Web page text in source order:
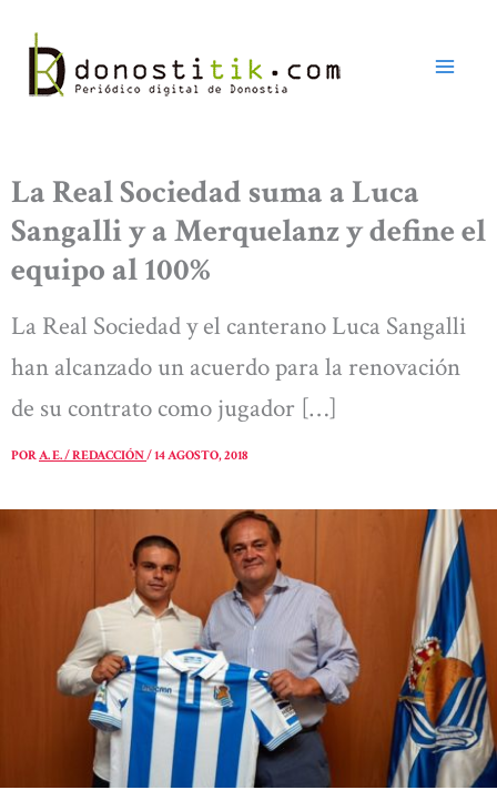
contenido
La Real Sociedad suma a Luca
Sangalli y a Merquelanz y define el
equipo al 100%
La Real Sociedad y el canterano Luca Sangalli
han alcanzado un acuerdo para la renovación
de su contrato como jugador […]
PORA. E. / REDACCIÓN/14 AGOSTO, 2018